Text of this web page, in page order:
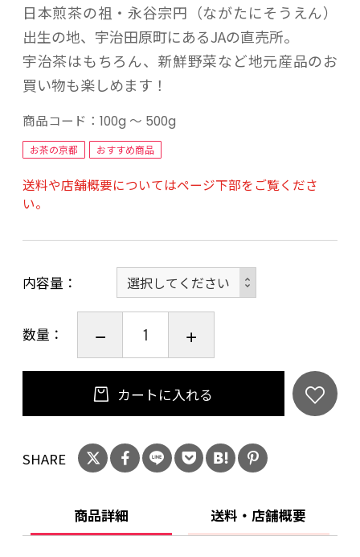
日本煎茶の祖・永谷宗円（ながたにそうえん）
出生の地、宇治田原町にあるJAの直売所。
宇治茶はもちろん、新鮮野菜など地元産品のお
買い物も楽しめます！
商品コード： 100g ～ 500g
お茶の京都 おすすめ商品
送料や店舗概要についてはページ下部をご覧くださ
い。
内容量
数量：
カートに入れる
SHARE
商品詳細 送料・店舗概要